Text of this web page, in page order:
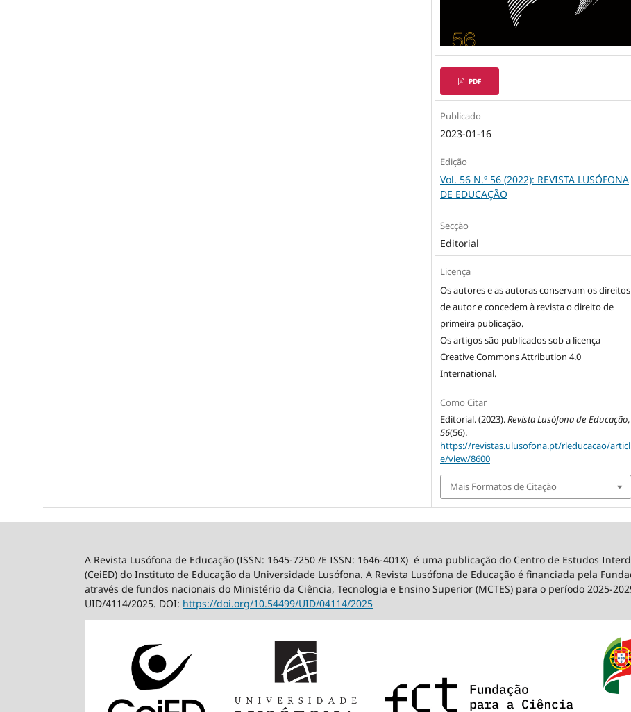
PDF
Publicado
2023-01-16
Edição
Vol. 56 N.º 56 (2022): REVISTA LUSÓFONA
DE EDUCAÇÃO
Secção
Editorial
Licença
Os autores e as autoras conservam os direitos
de autor e concedem à revista o direito de
primeira publicação.
Os artigos são publicados sob a licença
Creative Commons Attribution 4.0
International.
Como Citar
Editorial. (2023).Revista Lusófona de Educação,
56(56).
https://revistas.ulusofona.pt/rleducacao/articl
e/view/8600
Mais Formatos de Citação
A Revista Lusófona de Educação (ISSN: 1645-7250 /E ISSN: 1646-401X) é uma publicação do Centro de Estudos
(CeiED) do Instituto de Educação da Universidade Lusófona. A Revista Lusófona de Educação é financiada pela
através de fundos nacionais do Ministério da Ciência, Tecnologia e Ensino Superior (MCTES) para o período 2025-
UID/4114/2025. DOI: https://doi.org/10.54499/UID/04114/2025